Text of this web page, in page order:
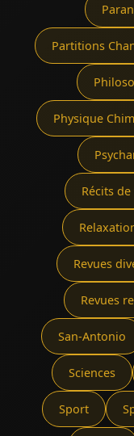
Partitions
Physique
Récits
Revues
Revues
San-Antonio
Sciences
Sport